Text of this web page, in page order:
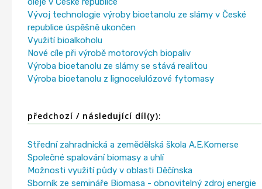
Vývoj technologie výroby bioetanolu ze slámy v České
republice úspěšně ukončen
Využití bioalkoholu
Nové cíle při výrobě motorových biopaliv
Výroba bioetanolu ze slámy se stává realitou
Výroba bioetanolu z lignocelulózové fytomasy
předchozí / následující díl(y):
Střední zahradnická a zemědělská škola A.E.Komerse
Společné spalování biomasy a uhlí
Možnosti využití půdy v oblasti Děčínska
Sborník ze semináře Biomasa - obnovitelný zdroj energie